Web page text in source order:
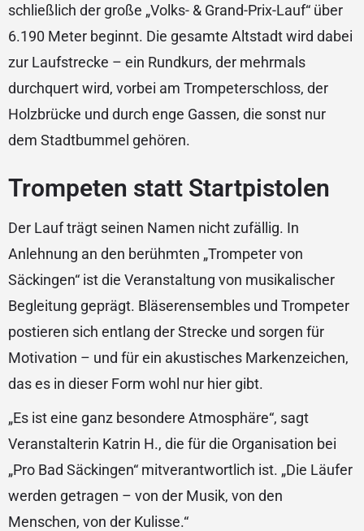
schließlich der große „Volks- & Grand-Prix-Lauf“ über
6.190 Meter beginnt. Die gesamte Altstadt wird dabei
zur Laufstrecke – ein Rundkurs, der mehrmals
durchquert wird, vorbei am Trompeterschloss, der
Holzbrücke und durch enge Gassen, die sonst nur
dem Stadtbummel gehören.
Trompeten statt Startpistolen
Der Lauf trägt seinen Namen nicht zufällig. In
Anlehnung an den berühmten „Trompeter von
Säckingen“ ist die Veranstaltung von musikalischer
Begleitung geprägt. Bläserensembles und Trompeter
postieren sich entlang der Strecke und sorgen für
Motivation – und für ein akustisches Markenzeichen,
das es in dieser Form wohl nur hier gibt.
„Es ist eine ganz besondere Atmosphäre“, sagt
Veranstalterin Katrin H., die für die Organisation bei
„Pro Bad Säckingen“ mitverantwortlich ist. „Die Läufer
werden getragen – von der Musik, von den
Menschen, von der Kulisse.“